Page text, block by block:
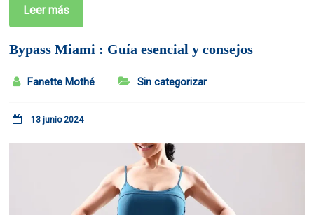
Leer más
Bypass Miami : Guía esencial y consejos
Fanette Mothé Sin categorizar
13 junio 2024